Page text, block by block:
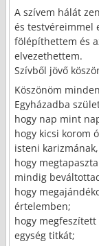
A szívem hálát
és testvéreimmel
fölépíthettem és
elvezethettem.
Szívből jövő
Köszönöm
Egyházadba
hogy nap mint
hogy kicsi korom
isteni
hogy
mindig
hogy
értelemben;
hogy
egység titkát;